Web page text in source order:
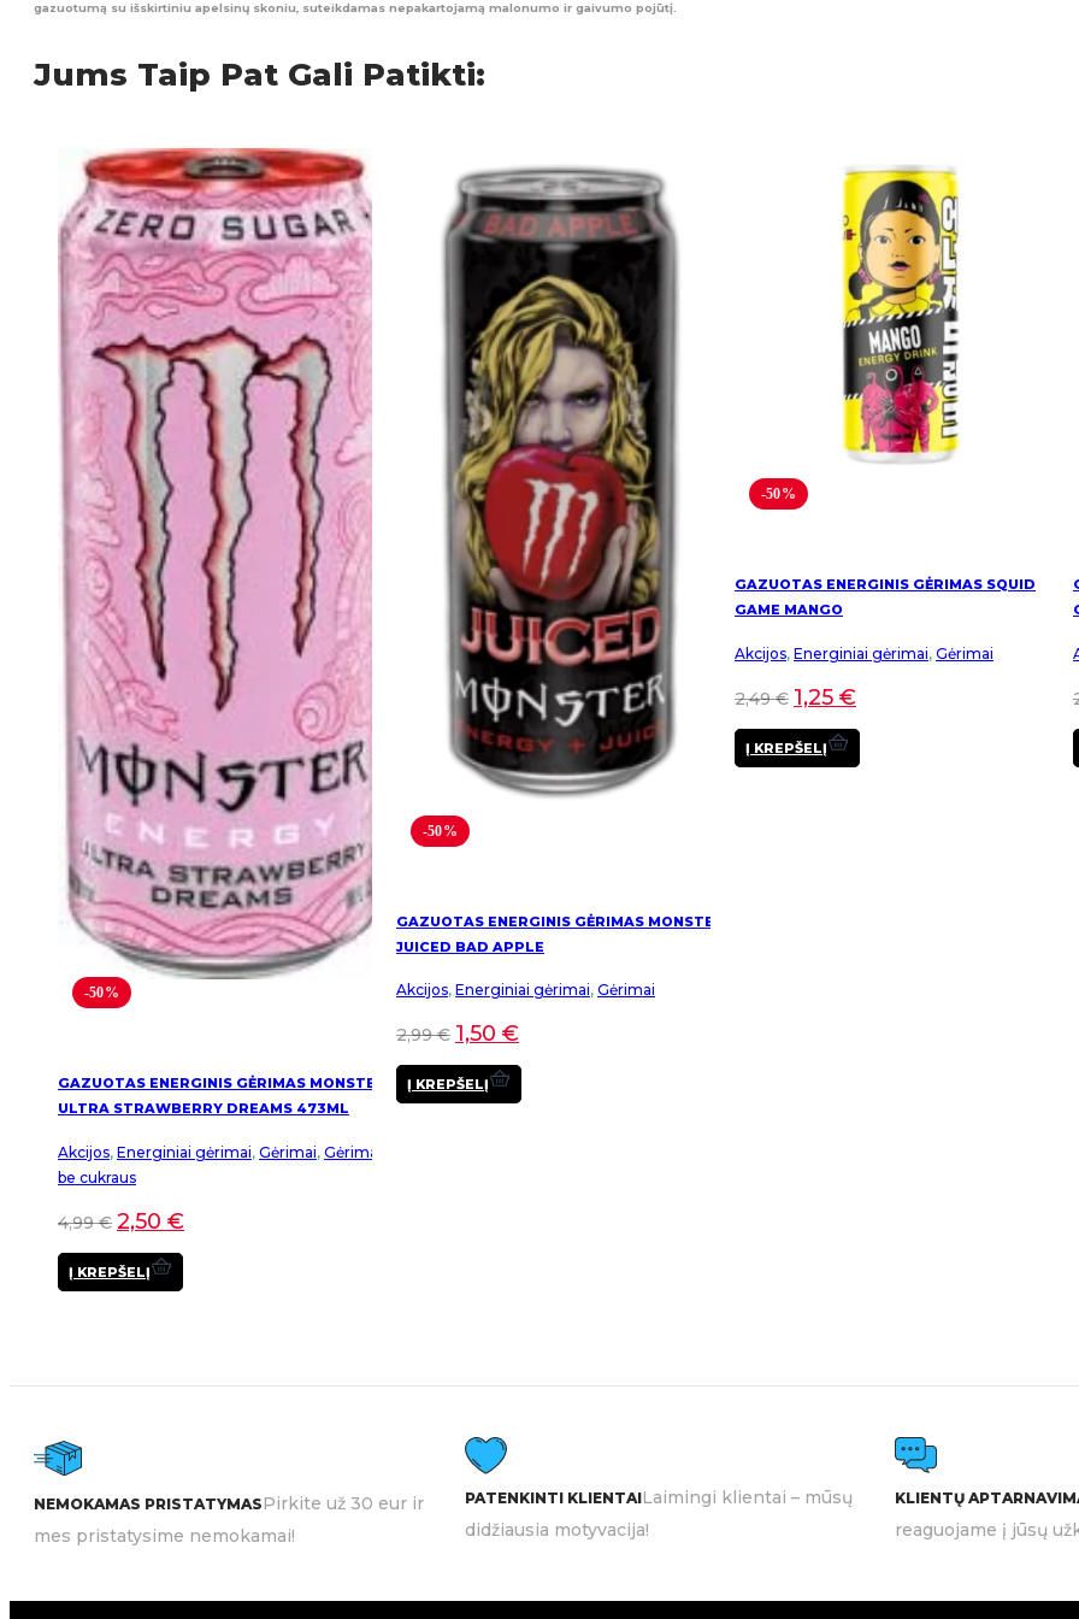
gazuotumą su išskirtiniu apelsinų skoniu, suteikdamas nepakartojamą malonumo ir gaivumo pojūtį.
Jums Taip Pat Gali Patikti:
-50%
GAZUOTAS ENERGINIS GĖRIMAS MONSTER
ULTRA STRAWBERRY DREAMS 473ML
Akcijos, Energiniai gėrimai, Gėrimai, Gėrimai
be cukraus
4,99€ 2,50 €
Į KREPŠELĮ
-50%
GAZUOTAS ENERGINIS GĖRIMAS MONSTER
JUICED BAD APPLE
Akcijos, Energiniai gėrimai, Gėrimai
2,99€ 1,50 €
Į KREPŠELĮ
-50%
GAZUOTAS ENERGINIS GĖRIMAS SQUID
GAME MANGO
Akcijos, Energiniai gėrimai, Gėrimai
2,49€ 1,25 €
Į KREPŠELĮ
NEMOKAMAS PRISTATYMASPirkite už 30 eur ir
mes pristatysime nemokamai!
PATENKINTI KLIENTAILaimingi klientai – mūsų
didžiausia motyvacija!
KLIENTŲ
reaguojame į jūsų